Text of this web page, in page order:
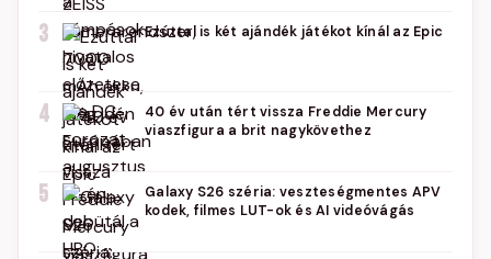
3 Ezúttal is két ajándék játékot kínál az Epic
4
40 év után tért vissza Freddie Mercury
viaszfigura a brit nagykövethez
5
Galaxy S26 széria: veszteségmentes APV
kodek, filmes LUT-ok és AI videóvágás